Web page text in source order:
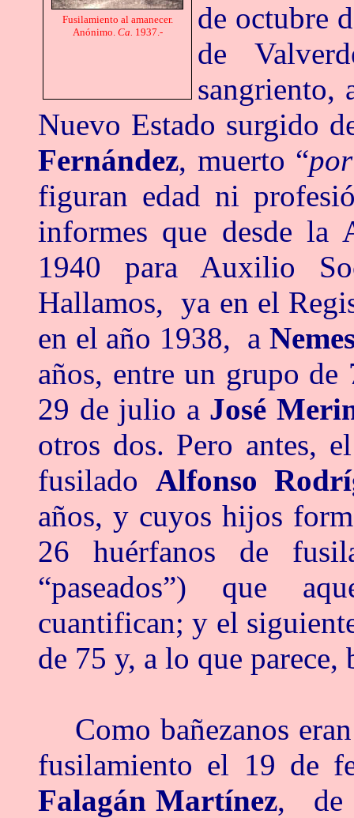
Fusilamiento al amanecer.
Anónimo. Ca. 1937.-
de octubre
de
sangriento,
Nuevo Estado surgido
Fernández, muerto “
figuran edad ni
informes que desde la
1940 para Auxilio
Hallamos, ya en el
en el año 1938, a
años, entre un grupo
29 de julio a José
otros dos. Pero antes,
fusilado Alfonso
años, y cuyos hijos
26 huérfanos de
“paseados”) que
cuantifican; y el
de 75 y, a lo que parece,
Como bañezanos
fusilamiento el 19 de
Falagán Martínez, de